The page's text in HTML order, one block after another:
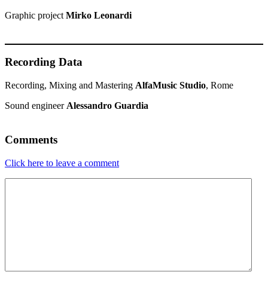
Graphic projectMirko Leonardi
Recording Data
Recording, Mixing and Mastering AlfaMusic Studio, Rome
Sound engineer Alessandro Guardia
Comments
Click here to leave a comment